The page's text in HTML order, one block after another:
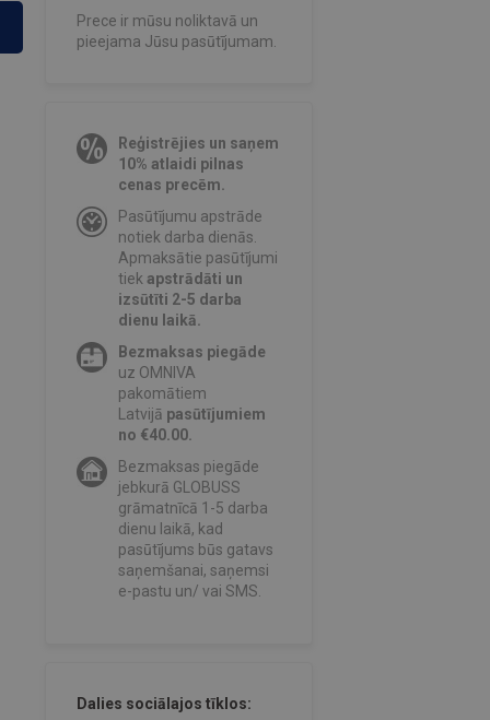
Prece ir mūsu noliktavā un
pieejama Jūsu pasūtījumam.
Reģistrējies un saņem
10% atlaidi pilnas
cenas precēm.
Pasūtījumu apstrāde
notiek darba dienās.
Apmaksātie pasūtījumi
tiekapstrādāti un
izsūtīti 2-5 darba
dienu laikā.
Bezmaksas piegāde
uz OMNIVA
pakomātiem
Latvijā pasūtījumiem
no €40.00.
Bezmaksas piegāde
jebkurā GLOBUSS
grāmatnīcā 1-5 darba
dienu laikā, kad
pasūtījums būs gatavs
saņemšanai, saņemsi
e-pastu un/ vai SMS.
Dalies sociālajos tīklos: